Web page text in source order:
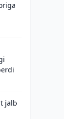
jalb